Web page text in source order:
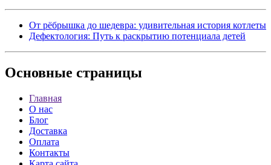
От рёбрышка до шедевра: удивительная история котлеты
Дефектология: Путь к раскрытию потенциала детей
Основные страницы
Главная
О нас
Блог
Доставка
Оплата
Контакты